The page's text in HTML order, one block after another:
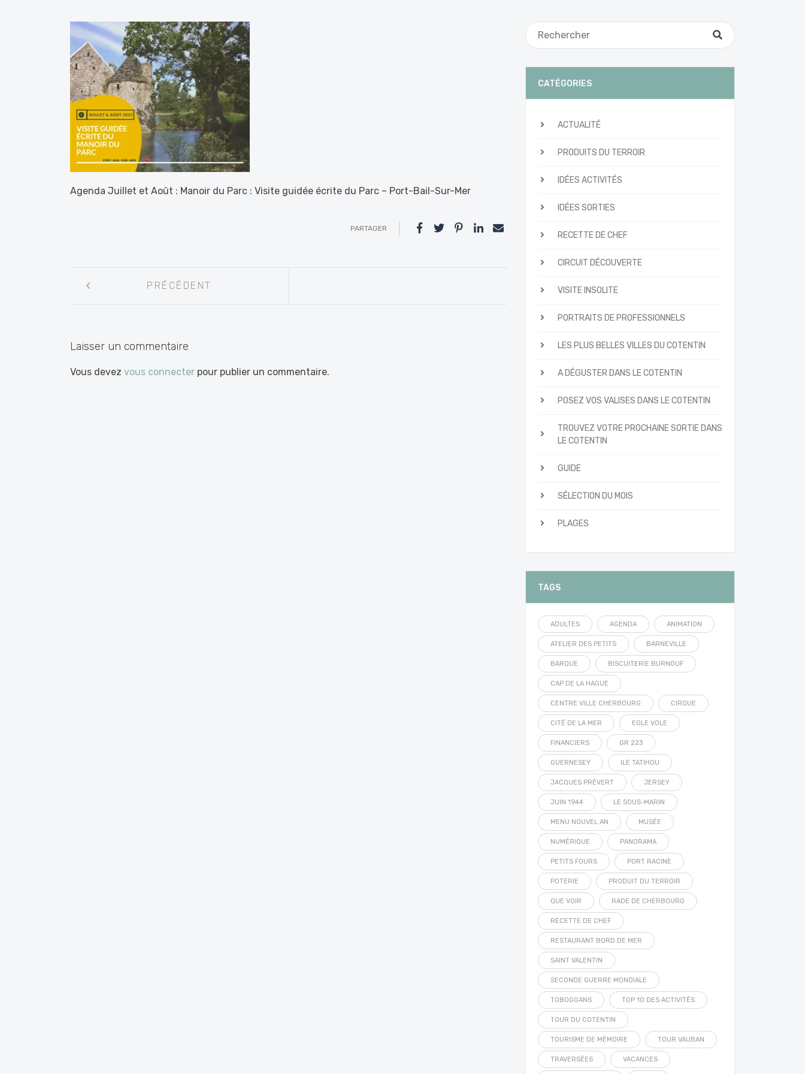
Agenda Juillet et Août : Manoir du Parc : Visite guidée écrite du Parc – Port-Bail-Sur-Mer
PARTAGER
entre
PRÉCÉDENT
Laisser un commentaire
Vous devez vous connecter pour publier un commentaire.
CATÉGORIES
ACTUALITÉ
PRODUITS DU TERROIR
IDÉES ACTIVITÉS
IDÉES SORTIES
RECETTE DE CHEF
CIRCUIT DÉCOUVERTE
VISITE INSOLITE
PORTRAITS DE PROFESSIONNELS
LES PLUS BELLES VILLES DU COTENTIN
A DÉGUSTER DANS LE COTENTIN
POSEZ VOS VALISES DANS LE COTENTIN
TROUVEZ VOTRE PROCHAINE SORTIE DANS
LE COTENTIN
GUIDE
SÉLECTION DU MOIS
PLAGES
TAGS
ADULTES AGENDA ANIMATION
ATELIER DES PETITS BARNEVILLE
BARQUE BISCUITERIE BURNOUF
CAP DE LA HAGUE
CENTRE VILLE CHERBOURG CIRQUE
CITÉ DE LA MER EOLE VOLE
FINANCIERS GR 223
GUERNESEY ILE TATIHOU
JACQUES PRÉVERT JERSEY
JUIN 1944 LE SOUS-MARIN
MENU NOUVEL AN MUSÉE
NUMÉRIQUE PANORAMA
PETITS FOURS PORT RACINE
POTERIE PRODUIT DU TERROIR
QUE VOIR RADE DE CHERBOURG
RECETTE DE CHEF
RESTAURANT BORD DE MER
SAINT VALENTIN
SECONDE GUERRE MONDIALE
TOBOGGANS TOP 10 DES ACTIVITÉS
TOUR DU COTENTIN
TOURISME DE MÉMOIRE TOUR VAUBAN
TRAVERSÉES VACANCES